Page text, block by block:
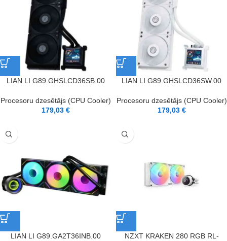
LIAN LI G89.GHSLCD36SB.00
Procesoru dzesētājs (CPU Cooler)
179,03 €
LIAN LI G89.GHSLCD36SW.00
Procesoru dzesētājs (CPU Cooler)
179,03 €
LIAN LI G89.GA2T36INB.00
NZXT KRAKEN 280 RGB RL-